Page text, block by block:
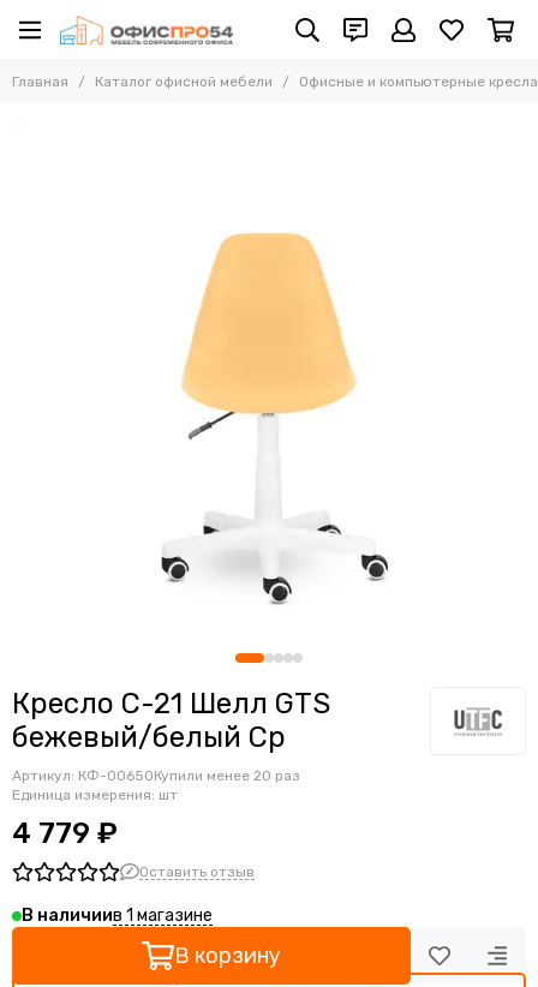
Офисные и компьютерные кресла
Усиленные кресла (до 250 кг)
Эргономичные кресла
Кресла для домашнего офиса
Офисные кресла Samurai
Офисные кресла Ergolife
Офисные кресла Move
Многоместные секции
Ортопедические кресла
Геймерские кресла
Главная Каталог офисной мебели Офисные и компьютерные кресла
Кресло С-21 Шелл GTS
бежевый/белый Ср
Артикул: КФ-00650Купили менее 20 раз
Единица измерения: шт
4 779 ₽
Оставить отзыв
В наличиив 1 магазине
В корзину